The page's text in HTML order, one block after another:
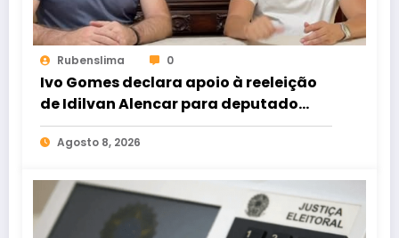
Rubenslima 0
Ivo Gomes declara apoio à reeleição
de Idilvan Alencar para deputado
federal
Agosto 8, 2026